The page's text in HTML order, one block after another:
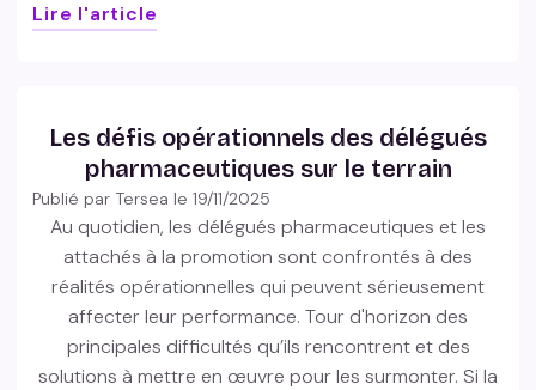
Lire l'article
Les défis opérationnels des délégués
pharmaceutiques sur le terrain
Publié par Tersea le19/11/2025
Au quotidien, les délégués pharmaceutiques et les
attachés à la promotion sont confrontés à des
réalités opérationnelles qui peuvent sérieusement
affecter leur performance. Tour d'horizon des
principales difficultés qu’ils rencontrent et des
solutions à mettre en œuvre pour les surmonter. Si la